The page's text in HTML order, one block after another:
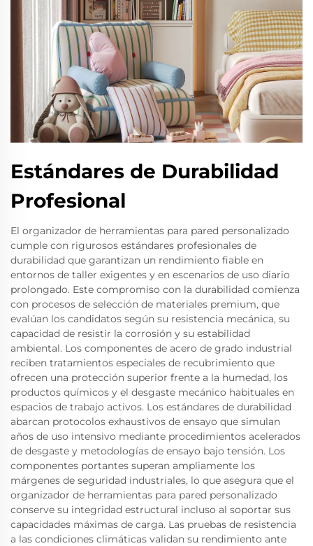
Estándares de Durabilidad
Profesional
El organizador de herramientas para pared personalizado
cumple con rigurosos estándares profesionales de
durabilidad que garantizan un rendimiento fiable en
entornos de taller exigentes y en escenarios de uso diario
prolongado. Este compromiso con la durabilidad comienza
con procesos de selección de materiales premium, que
evalúan los candidatos según su resistencia mecánica, su
capacidad de resistir la corrosión y su estabilidad
ambiental. Los componentes de acero de grado industrial
reciben tratamientos especiales de recubrimiento que
ofrecen una protección superior frente a la humedad, los
productos químicos y el desgaste mecánico habituales en
espacios de trabajo activos. Los estándares de durabilidad
abarcan protocolos exhaustivos de ensayo que simulan
años de uso intensivo mediante procedimientos acelerados
de desgaste y metodologías de ensayo bajo tensión. Los
componentes portantes superan ampliamente los
márgenes de seguridad industriales, lo que asegura que el
organizador de herramientas para pared personalizado
conserve su integridad estructural incluso al soportar sus
capacidades máximas de carga. Las pruebas de resistencia
a las condiciones climáticas validan su rendimiento ante